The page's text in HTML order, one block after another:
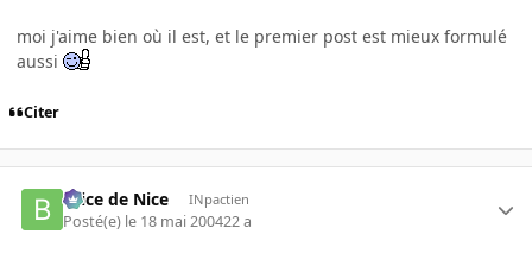
moi j'aime bien où il est, et le premier post est mieux formulé
aussi
Citer
Brice de Nice INpactien
Posté(e) le 18 mai 200422 a